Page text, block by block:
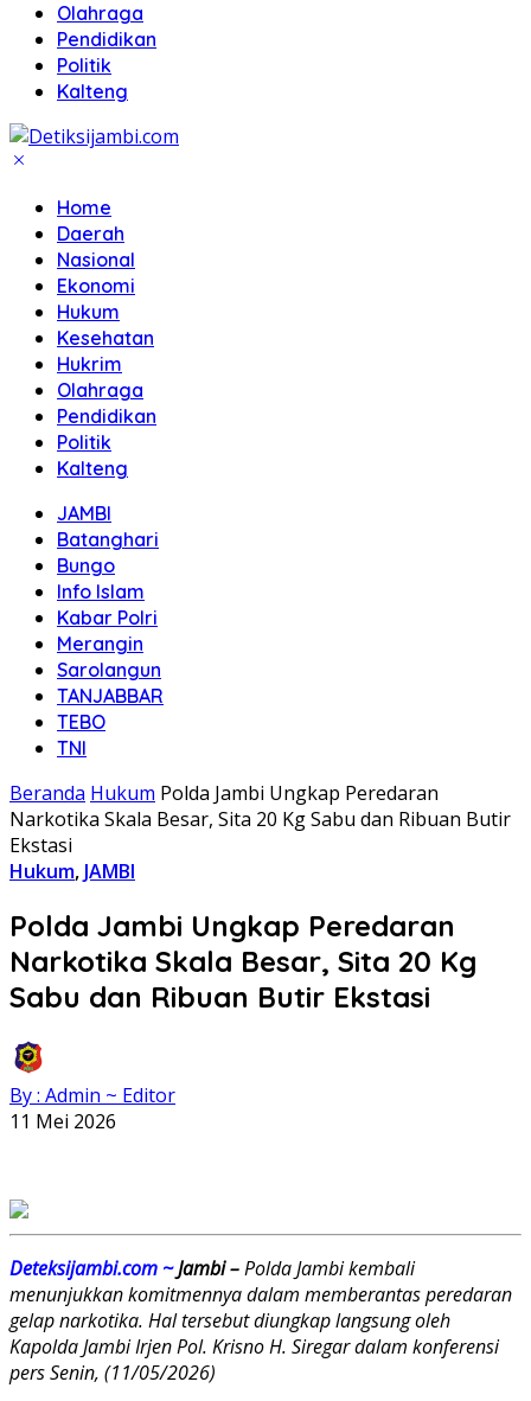
Olahraga
Pendidikan
Politik
Kalteng
Home
Daerah
Nasional
Ekonomi
Hukum
Kesehatan
Hukrim
Olahraga
Pendidikan
Politik
Kalteng
JAMBI
Batanghari
Bungo
Info Islam
Kabar Polri
Merangin
Sarolangun
TANJABBAR
TEBO
TNI
Beranda Hukum Polda Jambi Ungkap Peredaran
Narkotika Skala Besar, Sita 20 Kg Sabu dan Ribuan Butir
Ekstasi
Hukum, JAMBI
Polda Jambi Ungkap Peredaran
Narkotika Skala Besar, Sita 20 Kg
Sabu dan Ribuan Butir Ekstasi
By : Admin ~ Editor
11 Mei 2026
Deteksijambi.com ~Jambi –Polda Jambi kembali
menunjukkan komitmennya dalam memberantas peredaran
gelap narkotika. Hal tersebut diungkap langsung oleh
Kapolda Jambi Irjen Pol. Krisno H. Siregar dalam konferensi
pers Senin, (11/05/2026)